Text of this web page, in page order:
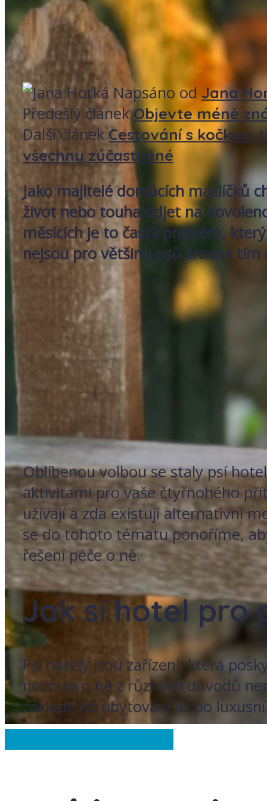
Napsáno od Jana
Předešlý článek Objevte méně
Další článek Cestování s
všechny zúčastněné
Jako majitelé domácích mazlíčků
život nebo touha odjet na
měsících je to častý problém,
nejsou pro většinu psů zrovna
Oblíbenou volbou se staly psí
aktivitami pro vaše čtyřnohého
užívají a zda existují alternativní
se do tohoto tématu ponoříme,
řešení péče o ně.
Jak si hotel pro
Psí hotely jsou zařízení, která
nebo se o ně z různých důvodů
základního ubytování až po